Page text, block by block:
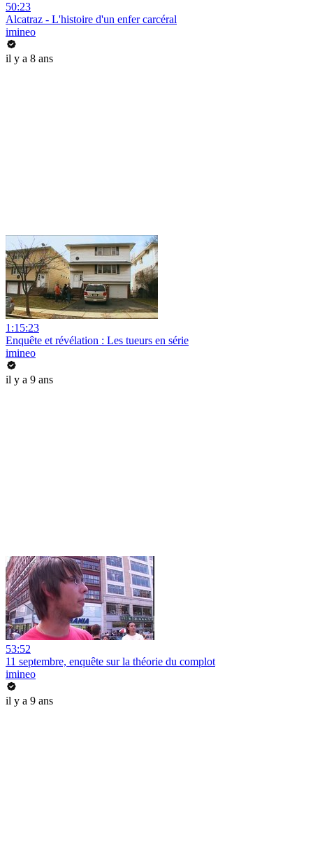
50:23
Alcatraz - L'histoire d'un enfer carcéral
imineo
il y a 8 ans
1:15:23
Enquête et révélation : Les tueurs en série
imineo
il y a 9 ans
53:52
11 septembre, enquête sur la théorie du complot
imineo
il y a 9 ans